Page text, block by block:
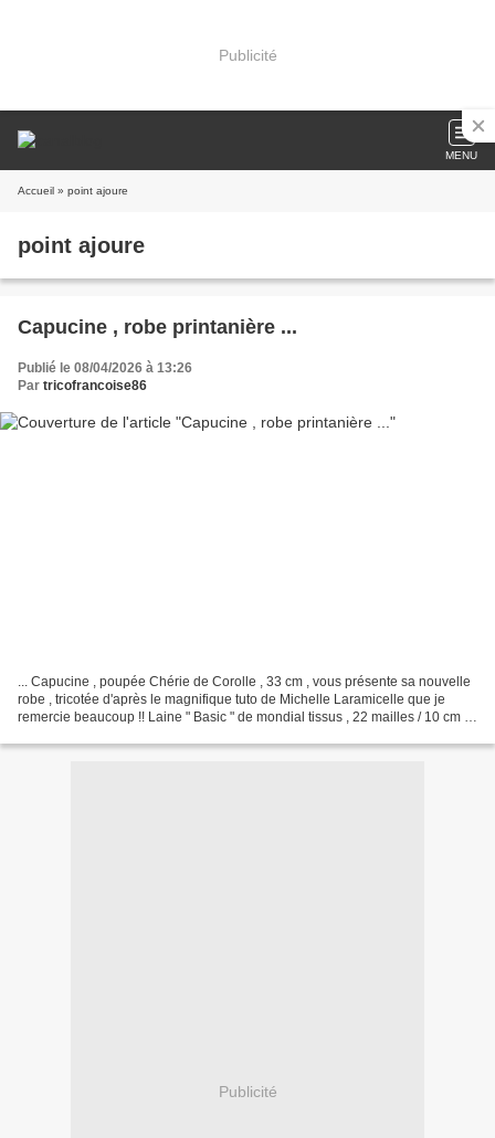
Publicité
MENU
Accueil » point ajoure
point ajoure
Capucine , robe printanière ...
Publié le 08/04/2026 à 13:26
Par tricofrancoise86
... Capucine , poupée Chérie de Corolle , 33 cm , vous présente sa nouvelle
robe , tricotée d'après le magnifique tuto de Michelle Laramicelle que je
remercie beaucoup !! Laine " Basic " de mondial tissus , 22 mailles / 10 cm ,
Publicité